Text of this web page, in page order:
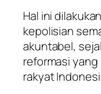
​Hal ini
kepolisian
akuntabel,
reformasi
rakyat